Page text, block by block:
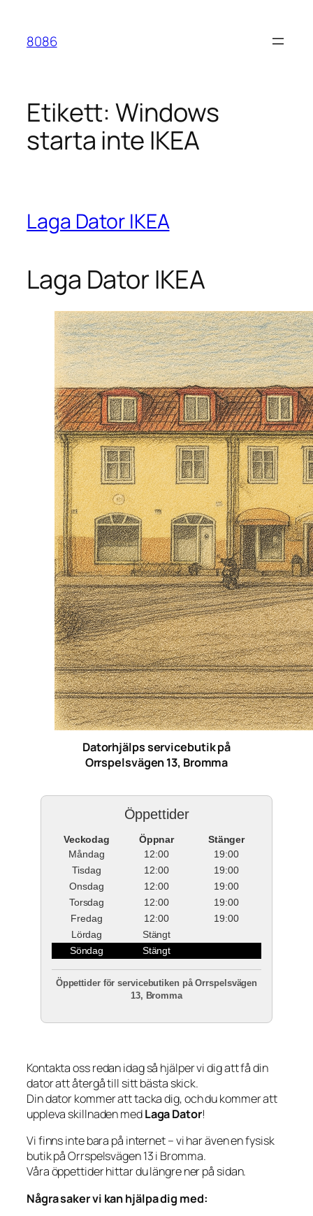
innehåll
8086
Etikett:Windows
starta inte IKEA
Laga Dator IKEA
Laga Dator IKEA
Datorhjälps servicebutik på
Orrspelsvägen 13, Bromma
Öppettider
Veckodag Öppnar
Stänger
Måndag
12:00
19:00
Tisdag
12:00
19:00
Onsdag
12:00
19:00
Torsdag
12:00
19:00
Fredag
12:00
19:00
Lördag
Stängt
Söndag
Stängt
Öppettider för servicebutiken på Orrspelsvägen
13, Bromma
Kontakta oss redan idag så hjälper vi dig att få din
dator att återgå till sitt bästa skick.
Din dator kommer att tacka dig, och du kommer att
uppleva skillnaden medLaga Dator!
Vi finns inte bara på internet – vi har även en fysisk
butik på Orrspelsvägen 13 i Bromma.
Våra öppettider hittar du längre ner på sidan.
Några saker vi kan hjälpa dig med: